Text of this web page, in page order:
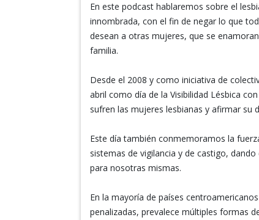
En este podcast hablaremos sobre el
innombrada, con el fin de negar lo que
desean a otras mujeres, que se
familia.
Desde el 2008 y como iniciativa de
abril como día de la Visibilidad Lésbica
sufren las mujeres lesbianas y afirmar su
Este día también conmemoramos la
sistemas de vigilancia y de castigo,
para nosotras mismas.
En la mayoría de países
penalizadas, prevalece múltiples formas